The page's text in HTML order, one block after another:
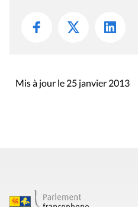
Mis à jour le 25 janvier 2013